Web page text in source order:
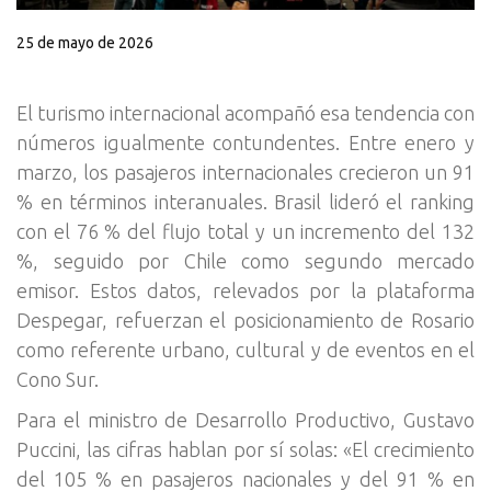
25 de mayo de 2026
El turismo internacional acompañó esa tendencia con
números igualmente contundentes. Entre enero y
marzo, los pasajeros internacionales crecieron un 91
% en términos interanuales. Brasil lideró el ranking
con el 76 % del flujo total y un incremento del 132
%, seguido por Chile como segundo mercado
emisor. Estos datos, relevados por la plataforma
Despegar, refuerzan el posicionamiento de Rosario
como referente urbano, cultural y de eventos en el
Cono Sur.
Para el ministro de Desarrollo Productivo, Gustavo
Puccini, las cifras hablan por sí solas: «El crecimiento
del 105 % en pasajeros nacionales y del 91 % en